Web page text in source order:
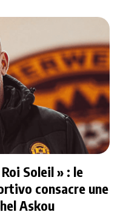
Soleil » : le
consacre une
Askou